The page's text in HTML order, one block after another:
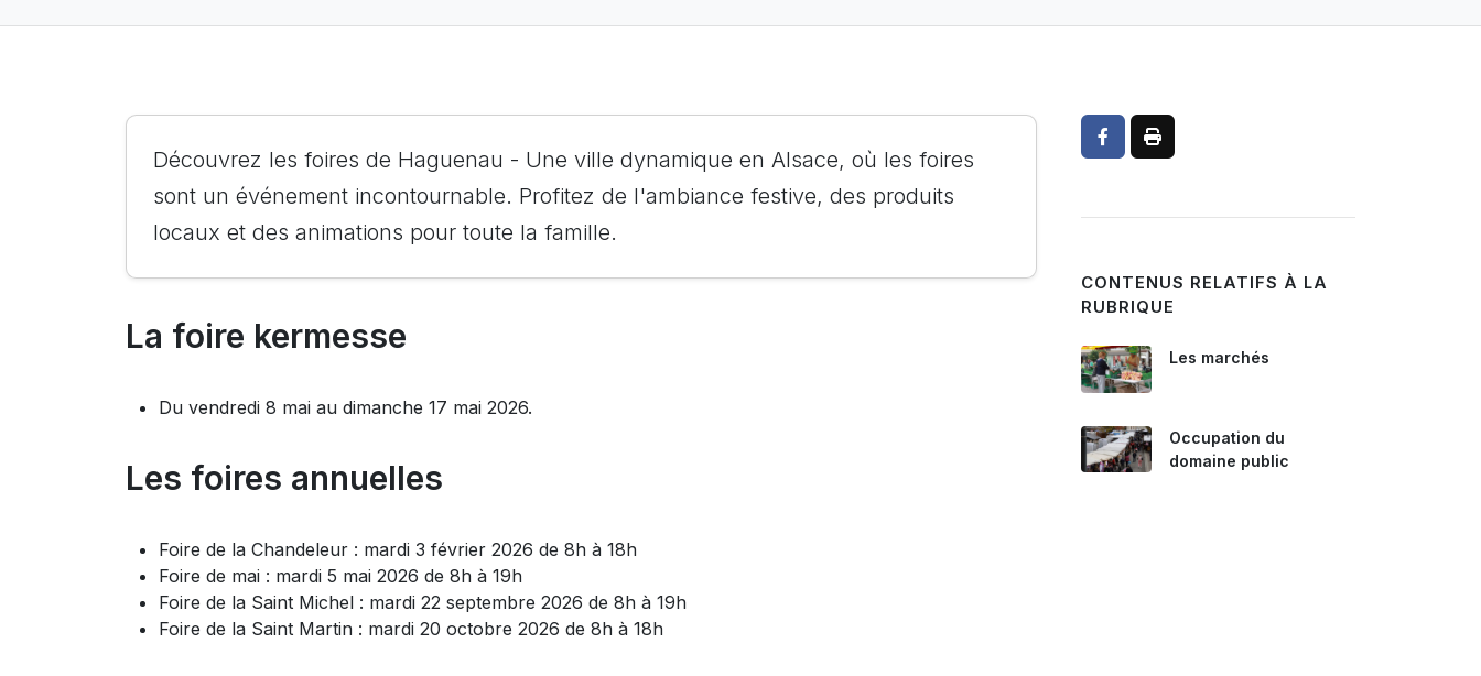
Découvrez les foires de Haguenau - Une ville dynamique en Alsace, où les foires
sont un événement incontournable. Profitez de l'ambiance festive, des produits
locaux et des animations pour toute la famille.
La foire kermesse
Du vendredi 8 mai au dimanche 17 mai 2026.
Les foires annuelles
Foire de la Chandeleur : mardi 3 février 2026 de 8h à 18h
Foire de mai : mardi 5 mai 2026 de 8h à 19h
Foire de la Saint Michel : mardi 22 septembre 2026 de 8h à 19h
Foire de la Saint Martin : mardi 20 octobre 2026 de 8h à 18h
CONTENUS RELATIFS À LA
RUBRIQUE
Les marchés
Occupation du
domaine public